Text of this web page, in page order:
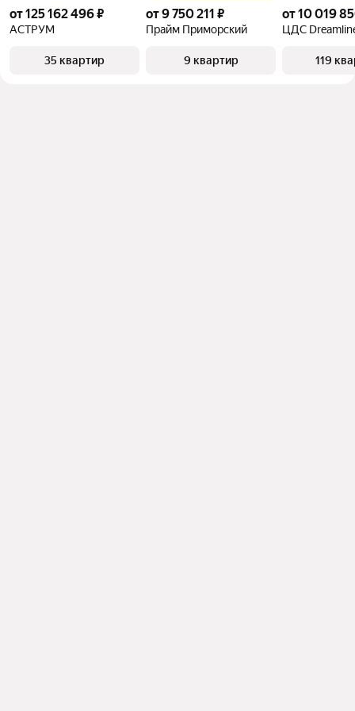
от 125 162 496 ₽
АСТРУМ
35 квартир
от 9 750 211 ₽
Прайм Приморский
9 квартир
от 10 019
ЦДС
119